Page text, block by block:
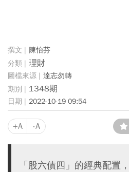
陳怡芬
理財
達志勿轉
1348期
2022-10-19 09:54
+A -A
「股六債四」的經典配置